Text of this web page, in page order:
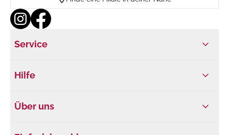
Service
Hilfe
Über uns